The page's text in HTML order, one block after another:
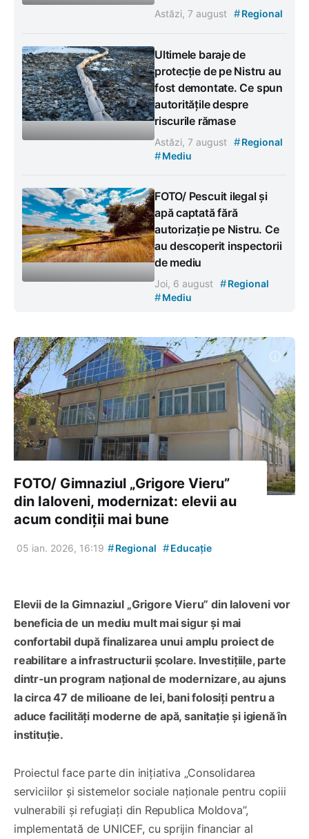
Astăzi, 7 august #Regional
Ultimele baraje de
protecție de pe Nistru au
fost demontate. Ce spun
autoritățile despre
riscurile rămase
Astăzi, 7 august #Regional
#Mediu
FOTO/ Pescuit ilegal și
apă captată fără
autorizație pe Nistru. Ce
au descoperit inspectorii
de mediu
Joi, 6 august #Regional
#Mediu
FOTO/ Gimnaziul „Grigore Vieru”
din Ialoveni, modernizat: elevii au
acum condiții mai bune
05 ian. 2026, 16:19 #Regional #Educație
Elevii de la Gimnaziul „Grigore Vieru” din Ialoveni vor
beneficia de un mediu mult mai sigur și mai
confortabil după finalizarea unui amplu proiect de
reabilitare a infrastructurii școlare. Investițiile, parte
dintr‑un program național de modernizare, au ajuns
la circa 47 de milioane de lei, bani folosiți pentru a
aduce facilități moderne de apă, sanitație și igienă în
instituție.
Proiectul face parte din inițiativa „Consolidarea
serviciilor și sistemelor sociale naționale pentru copiii
vulnerabili și refugiați din Republica Moldova”,
implementată de UNICEF, cu sprijin financiar al